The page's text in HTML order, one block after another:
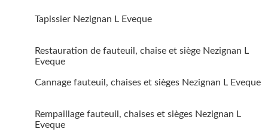
Tapissier Nezignan L Eveque
Restauration de fauteuil, chaise et siège Nezignan L
Eveque
Cannage fauteuil, chaises et sièges Nezignan L Eveque
Rempaillage fauteuil, chaises et sièges Nezignan L
Eveque